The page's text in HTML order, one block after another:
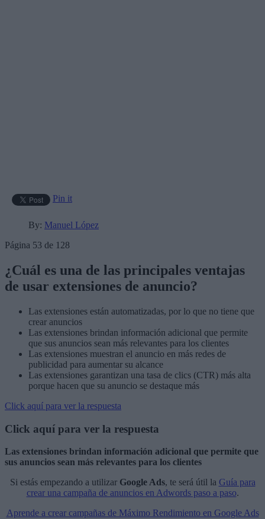
Pin it
By: Manuel López
Página 53 de 128
¿Cuál es una de las principales ventajas
de usar extensiones de anuncio?
Las extensiones están automatizadas, por lo que no tiene que
crear anuncios
Las extensiones brindan información adicional que permite
que sus anuncios sean más relevantes para los clientes
Las extensiones muestran el anuncio en más redes de
publicidad para aumentar su alcance
Las extensiones garantizan una tasa de clics (CTR) más alta
porque hacen que su anuncio se destaque más
Click aquí para ver la respuesta
Click aquí para ver la respuesta
Las extensiones brindan información adicional que permite que
sus anuncios sean más relevantes para los clientes
Si estás empezando a utilizar Google Ads, te será útil la Guía para
crear una campaña de anuncios en Adwords paso a paso.
Aprende a crear campañas de Máximo Rendimiento en Google Ads